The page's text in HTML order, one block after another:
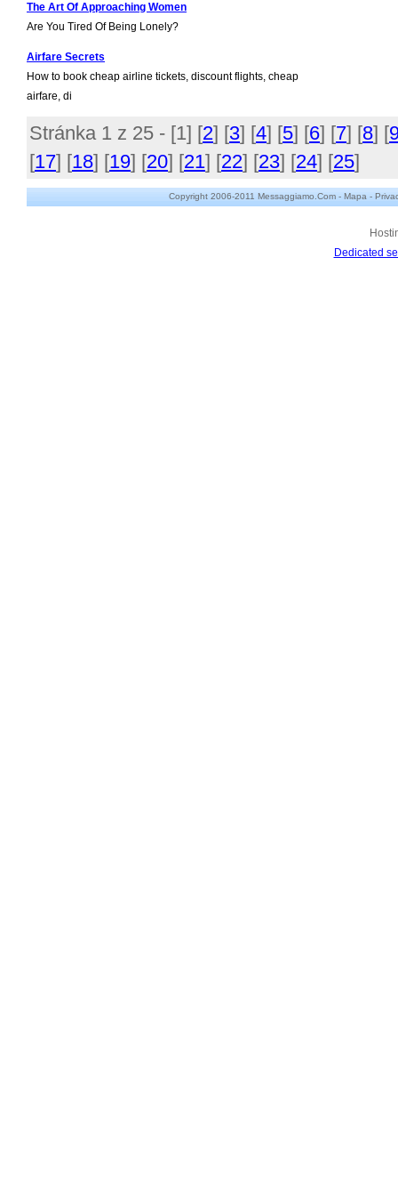
The Art Of Approaching Women
Are You Tired Of Being Lonely?
Airfare Secrets
How to book cheap airline tickets, discount flights, cheap
airfare, di
Stránka 1 z 25 - [1] [2] [3] [4] [5] [6] [7] [8] [
[17] [18] [19] [20] [21] [22] [23] [24] [25]
Copyright 2006-2011 Messaggiamo.Com - Mapa -
Dedicated